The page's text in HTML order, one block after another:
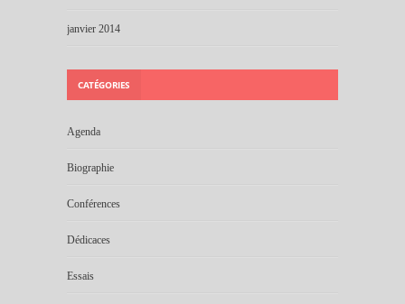
janvier 2014
CATÉGORIES
Agenda
Biographie
Conférences
Dédicaces
Essais